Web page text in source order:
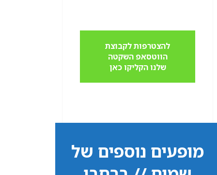
להצטרפות לקבוצת
הווטסאפ השקטה
שלנו הקליקו כאן
מופעים נוספים של